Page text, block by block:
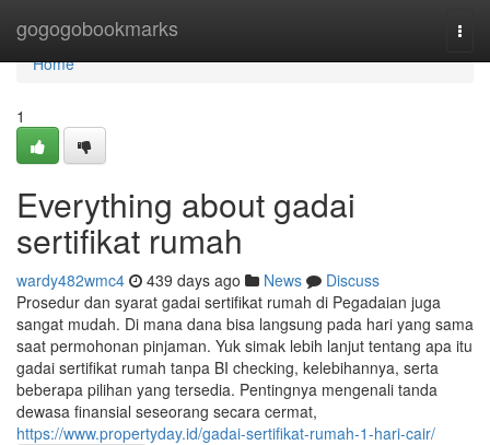
gogogobookmarks
Home
Home
1
Everything about gadai
sertifikat rumah
wardy482wmc4 439 days ago News
Discuss
Prosedur dan syarat gadai sertifikat rumah di Pegadaian juga
sangat mudah. Di mana dana bisa langsung pada hari yang sama
saat permohonan pinjaman. Yuk simak lebih lanjut tentang apa itu
gadai sertifikat rumah tanpa BI checking, kelebihannya, serta
beberapa pilihan yang tersedia. Pentingnya mengenali tanda
dewasa finansial seseorang secara cermat,
https://www.propertyday.id/gadai-sertifikat-rumah-1-hari-cair/